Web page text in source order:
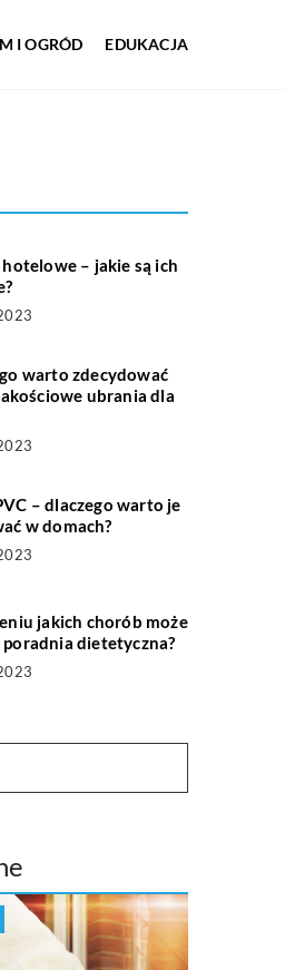
I OGRÓD EDUKACJA
– jakie są ich
warto zdecydować
ubrania dla
– dlaczego warto je
w domach?
jakich chorób może
poradnia dietetyczna?